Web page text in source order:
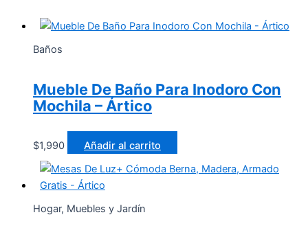
Baños
Mueble De Baño Para Inodoro Con
Mochila – Ártico
$1,990 Añadir al carrito
Hogar, Muebles y Jardín